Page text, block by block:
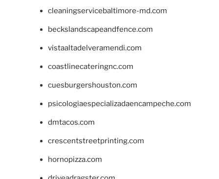
cleaningservicebaltimore-md.com
beckslandscapeandfence.com
vistaaltadelveramendi.com
coastlinecateringnc.com
cuesburgershouston.com
psicologiaespecializadaencampeche.com
dmtacos.com
crescentstreetprinting.com
hornopizza.com